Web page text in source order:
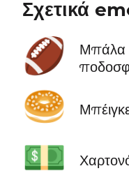
Σχετικά
🏈
Μπάλα
🥯
💵